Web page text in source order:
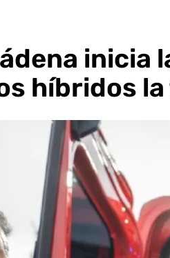
inicia
híbridos